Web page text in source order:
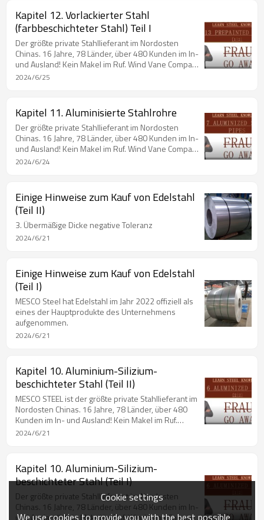
Chinese Northeast Steel Structure Union ist. Chinas
Top 20-Lieferanten für beschichteten Stahl im Jahr
2019. Chinas Top 100-Lieferanten für Stahl im Jahr
2020. Chinas Top 30-Lieferanten für beschichteten
Kapitel 12. Vorlackierter Stahl
(farbbeschichteter Stahl) Teil I
Der größte private Stahllieferant im Nordosten
Chinas. 16 Jahre, 78 Länder, über 480 Kunden im In-
und Ausland! Kein Makel im Ruf. Wind Vane Company
mit Preis in den Mainstream-Medien. Unternehmen,
Chinese Northeast Steel Structure Union ist. Chinas
Top 20-Lieferanten für beschichteten Stahl im Jahr
2019. Chinas Top 100-Lieferanten für Stahl im Jahr
2020. Chinas Top 30-Lieferanten für beschichteten
2024/6/25
Kapitel 11. Aluminisierte Stahlrohre
Der größte private Stahllieferant im Nordosten
Chinas. 16 Jahre, 78 Länder, über 480 Kunden im In-
und Ausland! Kein Makel im Ruf. Wind Vane Company
mit Preis in den Mainstream-Medien. Unternehmen,
Chinese Northeast Steel Structure Union ist. Chinas
Top 20-Lieferanten für beschichteten Stahl im Jahr
2019. Chinas Top 100-Lieferanten für Stahl im Jahr
2020. Chinas Top 30-Lieferanten für beschichteten
2024/6/24
Einige Hinweise zum Kauf von Edelstahl
(Teil II)
3. Übermäßige Dicke negative Toleranz
2024/6/21
Einige Hinweise zum Kauf von Edelstahl
(Teil I)
MESCO Steel hat Edelstahl im Jahr 2022 offiziell als
eines der Hauptprodukte des Unternehmens
aufgenommen.
2024/6/21
Kapitel 10. Aluminium-Silizium-
beschichteter Stahl (Teil II)
MESCO STEEL ist der größte private Stahllieferant im
Nordosten Chinas. 16 Jahre, 78 Länder, über 480
Kunden im In- und Ausland! Kein Makel im Ruf.
Windfahnen-Unternehmen mit Preis in den
Steel Structure Union. Chinas Top 20 der
beschichteten Stahllieferanten im Jahr 2019. Chinas
Top 100 der Stahllieferanten im Jahr 2020. Chinas
Top 30 der beschichteten Stahllieferanten im Jahr
2020.
2024/6/21
Kapitel 10. Aluminium-Silizium-
beschichteter Stahl (Teil I)
Der größte private Stahllieferant im Nordosten
Chinas. 16 Jahre, 78 Länder, über 480 Kunden im In-
und Ausland! Kein Makel im Ruf. Wind Vane Company
Cookie settings
We use cookies to provide you with the best possible